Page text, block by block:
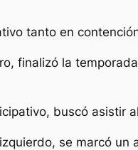
tanto en
finalizó la
buscó asistir
se marcó un